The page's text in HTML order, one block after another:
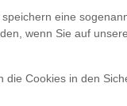
eine
wenn Sie auf
Cookies in den